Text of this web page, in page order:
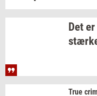
Det er
True